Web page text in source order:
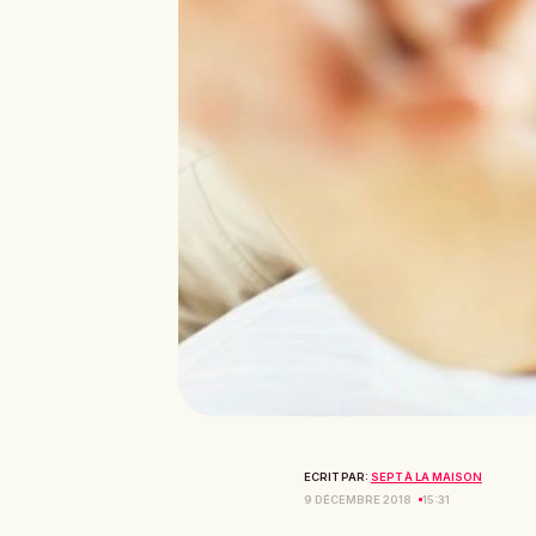
ECRIT PAR: SEPT À LA MAISON
9 DÉCEMBRE 2018
15:31